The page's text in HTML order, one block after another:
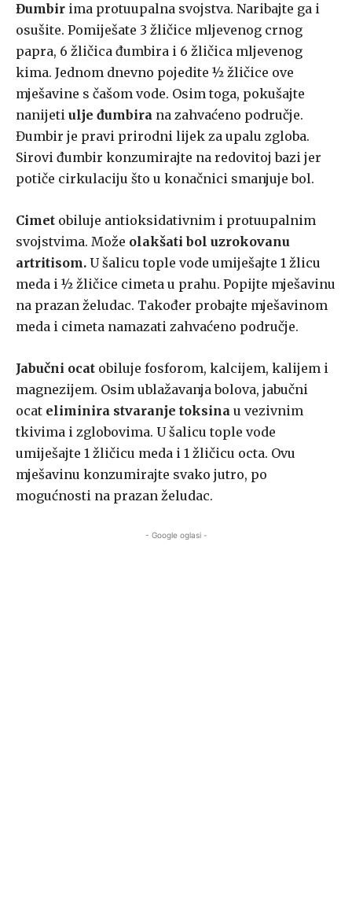
Đumbir ima protuupalna svojstva. Naribajte ga i
osušite. Pomiješate 3 žličice mljevenog crnog
papra, 6 žličica đumbira i 6 žličica mljevenog
kima. Jednom dnevno pojedite ½ žličice ove
mješavine s čašom vode. Osim toga, pokušajte
nanijeti ulje đumbira na zahvaćeno područje.
Đumbir je pravi prirodni lijek za upalu zgloba.
Sirovi đumbir konzumirajte na redovitoj bazi jer
potiče cirkulaciju što u konačnici smanjuje bol.
Cimet obiluje antioksidativnim i protuupalnim
svojstvima. Može olakšati bol uzrokovanu
artritisom. U šalicu tople vode umiješajte 1 žlicu
meda i ½ žličice cimeta u prahu. Popijte mješavinu
na prazan želudac. Također probajte mješavinom
meda i cimeta namazati zahvaćeno područje.
Jabučni ocat obiluje fosforom, kalcijem, kalijem i
magnezijem. Osim ublažavanja bolova, jabučni
ocat eliminira stvaranje toksina u vezivnim
tkivima i zglobovima. U šalicu tople vode
umiješajte 1 žličicu meda i 1 žličicu octa. Ovu
mješavinu konzumirajte svako jutro, po
mogućnosti na prazan želudac.
- Google oglasi -